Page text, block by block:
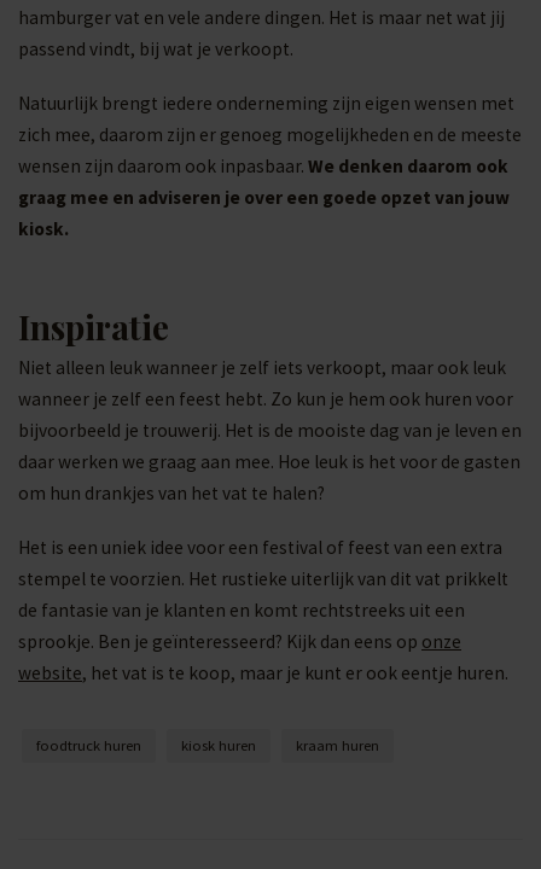
hamburger vat en vele andere dingen. Het is maar net wat jij
passend vindt, bij wat je verkoopt.
Natuurlijk brengt iedere onderneming zijn eigen wensen met
zich mee, daarom zijn er genoeg mogelijkheden en de meeste
wensen zijn daarom ook inpasbaar. We denken daarom ook
graag mee en adviseren je over een goede opzet van jouw
kiosk.
Inspiratie
Niet alleen leuk wanneer je zelf iets verkoopt, maar ook leuk
wanneer je zelf een feest hebt. Zo kun je hem ook huren voor
bijvoorbeeld je trouwerij. Het is de mooiste dag van je leven en
daar werken we graag aan mee. Hoe leuk is het voor de gasten
om hun drankjes van het vat te halen?
Het is een uniek idee voor een festival of feest van een extra
stempel te voorzien. Het rustieke uiterlijk van dit vat prikkelt
de fantasie van je klanten en komt rechtstreeks uit een
sprookje. Ben je geïnteresseerd? Kijk dan eens op onze
website, het vat is te koop, maar je kunt er ook eentje huren.
foodtruck huren kiosk huren kraam huren